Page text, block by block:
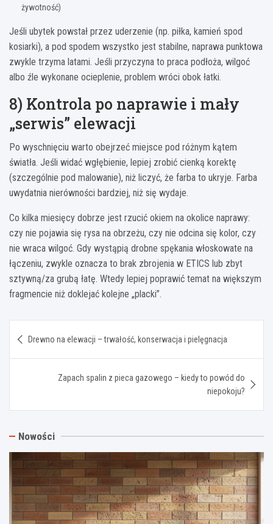
żywotność)
Jeśli ubytek powstał przez uderzenie (np. piłka, kamień spod
kosiarki), a pod spodem wszystko jest stabilne, naprawa punktowa
zwykle trzyma latami. Jeśli przyczyna to praca podłoża, wilgoć
albo źle wykonane ocieplenie, problem wróci obok łatki.
8) Kontrola po naprawie i mały
„serwis” elewacji
Po wyschnięciu warto obejrzeć miejsce pod różnym kątem
światła. Jeśli widać wgłębienie, lepiej zrobić cienką korektę
(szczególnie pod malowanie), niż liczyć, że farba to ukryje. Farba
uwydatnia nierówności bardziej, niż się wydaje.
Co kilka miesięcy dobrze jest rzucić okiem na okolice naprawy:
czy nie pojawia się rysa na obrzeżu, czy nie odcina się kolor, czy
nie wraca wilgoć. Gdy wystąpią drobne spękania włoskowate na
łączeniu, zwykle oznacza to brak zbrojenia w ETICS lub zbyt
sztywną/za grubą łatę. Wtedy lepiej poprawić temat na większym
fragmencie niż doklejać kolejne „placki”.
wpisu
Drewno na elewacji – trwałość, konserwacja i pielęgnacja
Zapach spalin z pieca gazowego – kiedy to powód do
niepokoju?
Nowości